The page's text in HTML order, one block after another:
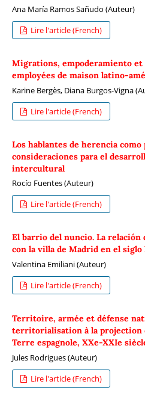
Ana María Ramos Sañudo (Auteur)
Lire l'article (French)
Migrations, empoderamiento et
employées de maison latino-
Karine Bergès, Diana Burgos-Vigna
Lire l'article (French)
Los hablantes de herencia
consideraciones para el
intercultural
Rocío Fuentes (Auteur)
Lire l'article (French)
El barrio del nuncio. La relación
con la villa de Madrid en el siglo
Valentina Emiliani (Auteur)
Lire l'article (French)
Territoire, armée et défense
territorialisation à la projection
Terre espagnole, XXe-XXIe
Jules Rodrigues (Auteur)
Lire l'article (French)